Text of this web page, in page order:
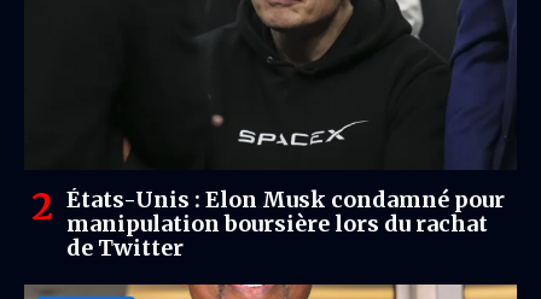
États-Unis : Elon Musk condamné pour
manipulation boursière lors du rachat
de Twitter